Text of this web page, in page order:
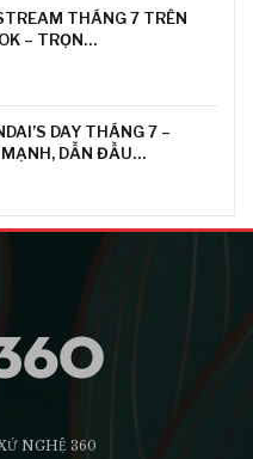
THÁNG 7 TRÊN
– TRỌN…
DAY THÁNG 7 –
DẪN ĐẦU…
NGHỆ 360